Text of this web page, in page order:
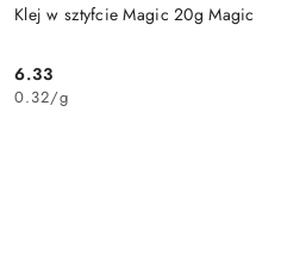
Klej w sztyfcie Magic 20g Magic
Cena:
6.33
0.32/g